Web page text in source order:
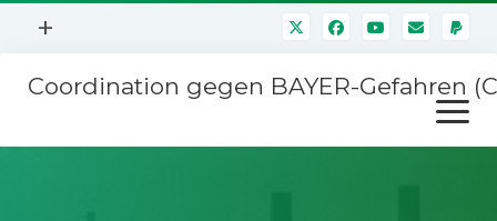
Menü
+
Mitmachen
Coordination gegen BAYER-Gefahren
Menü
öffnen